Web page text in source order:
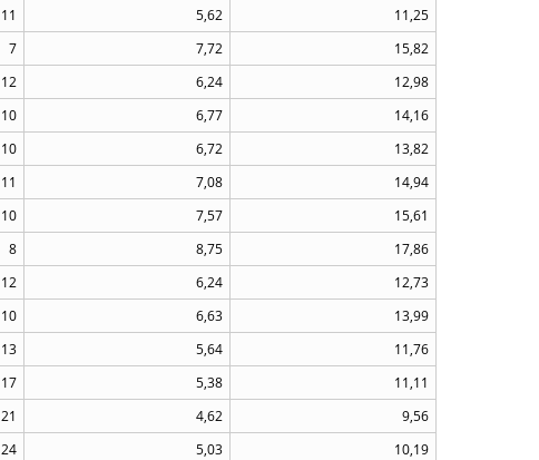
11 5,62
11,25
7 7,72
15,82
12 6,24
12,98
10 6,77
14,16
10 6,72
13,82
11 7,08
14,94
10 7,57
15,61
8 8,75
17,86
12 6,24
12,73
10 6,63
13,99
13 5,64
11,76
17 5,38
11,11
21 4,62
9,56
24 5,03
10,19